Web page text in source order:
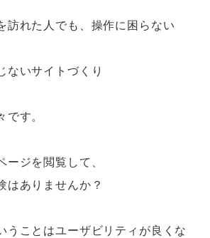
訪れた人でも、操作に困らない
ないサイトづくり
です。
ージを閲覧して、
はありませんか？
うことはユーザビリティが良くな